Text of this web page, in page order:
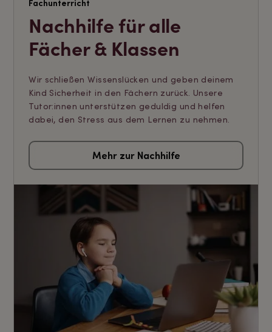
Fachunterricht
Nachhilfe für alle
Fächer & Klassen
Wir schließen Wissenslücken und geben deinem
Kind Sicherheit in den Fächern zurück. Unsere
Tutor:innen unterstützen geduldig und helfen
dabei, den Stress aus dem Lernen zu nehmen.
Mehr zur Nachhilfe